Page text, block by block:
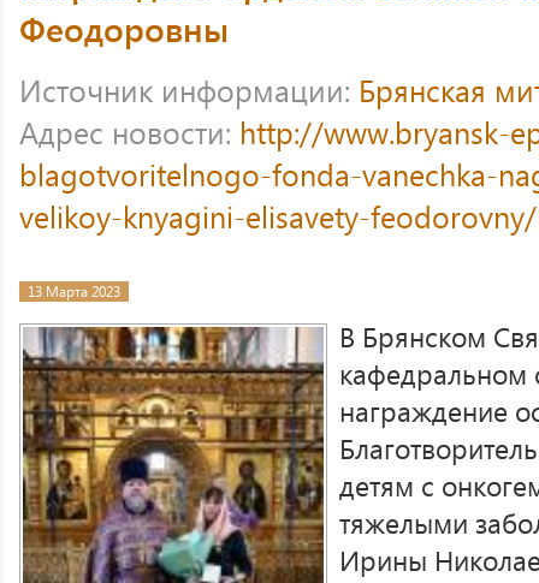
Феодоровны
Источник информации: Брянская
Адрес новости: http://www.bryansk-
blagotvoritelnogo-fonda-vanechka-
velikoy-knyagini-elisavety-feodorovny/
13 Марта 2023
В Брянском
кафедральном
награждение
детям с
тяжелыми
Ирины